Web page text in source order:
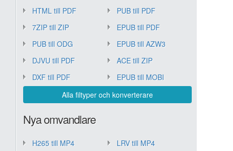
HTML till PDF
PUB till PDF
7ZIP till ZIP
EPUB till PDF
PUB till ODG
EPUB till AZW3
DJVU till PDF
ACE till ZIP
DXF till PDF
EPUB till MOBI
Alla filtyper och konverterare
Nya omvandlare
H265 till MP4
LRV till MP4